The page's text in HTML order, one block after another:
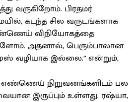
வருகிறோம். பிரதமர்
கடந்த சில வருடங்களாக
விநியோகத்தை
அதனால், பெரும்பாலான
வழியாக இல்லை.” என்றும்,
எண்ணெய் நிறுவனங்களிடம் பல
இருப்பும் உள்ளது. ரஷ்யா,